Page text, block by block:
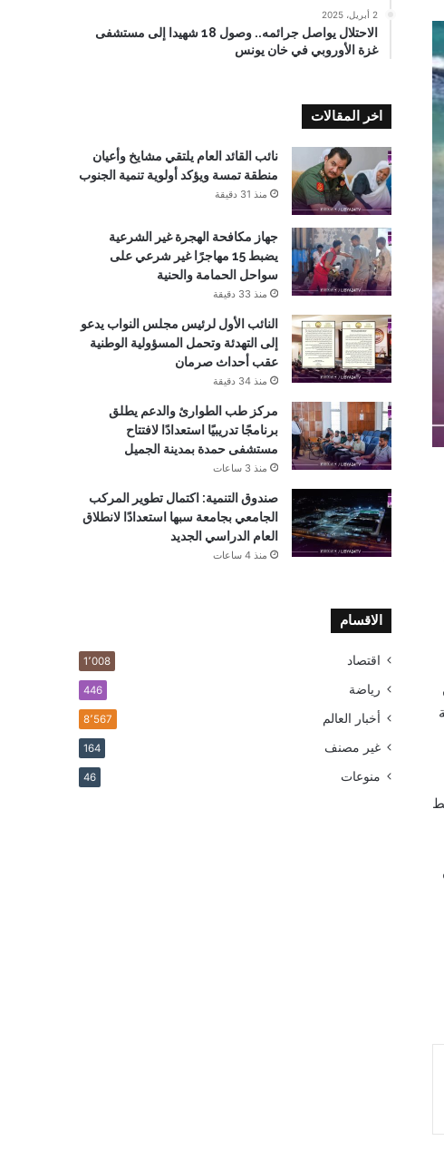
2 أبريل، 2025
الاحتلال يواصل جرائمه.. وصول 18 شهيدا إلى مستشفى
غزة الأوروبي في خان يونس
اخر المقالات
نائب القائد العام يلتقي مشايخ وأعيان
منطقة تمسة ويؤكد أولوية تنمية الجنوب
منذ 31 دقيقة
جهاز مكافحة الهجرة غير الشرعية
يضبط 15 مهاجرًا غير شرعي على
سواحل الحمامة والحنية
منذ 33 دقيقة
النائب الأول لرئيس مجلس النواب يدعو
إلى التهدئة وتحمل المسؤولية الوطنية
عقب أحداث صرمان
منذ 34 دقيقة
مركز طب الطوارئ والدعم يطلق
برنامجًا تدريبيًا استعدادًا لافتتاح
مستشفى حمدة بمدينة الجميل
منذ 3 ساعات
صندوق التنمية: اكتمال تطوير المركب
الجامعي بجامعة سبها استعدادًا لانطلاق
العام الدراسي الجديد
منذ 4 ساعات
الاقسام
اقتصاد 1٬008
رياضة 446
أخبار العالم 8٬567
غير مصنف 164
منوعات 46